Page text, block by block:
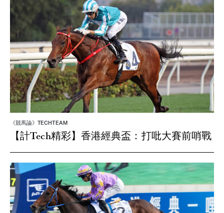
《競馬論》TECHTEAM
【計Tech精彩】香港經典盃：打吡大賽前哨戰